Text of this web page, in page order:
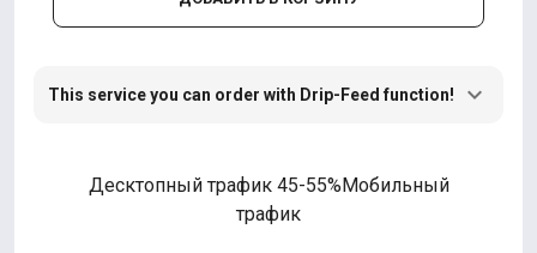
This service you can order with Drip-Feed function!
Десктопный трафик 45-55%Мобильный
трафик